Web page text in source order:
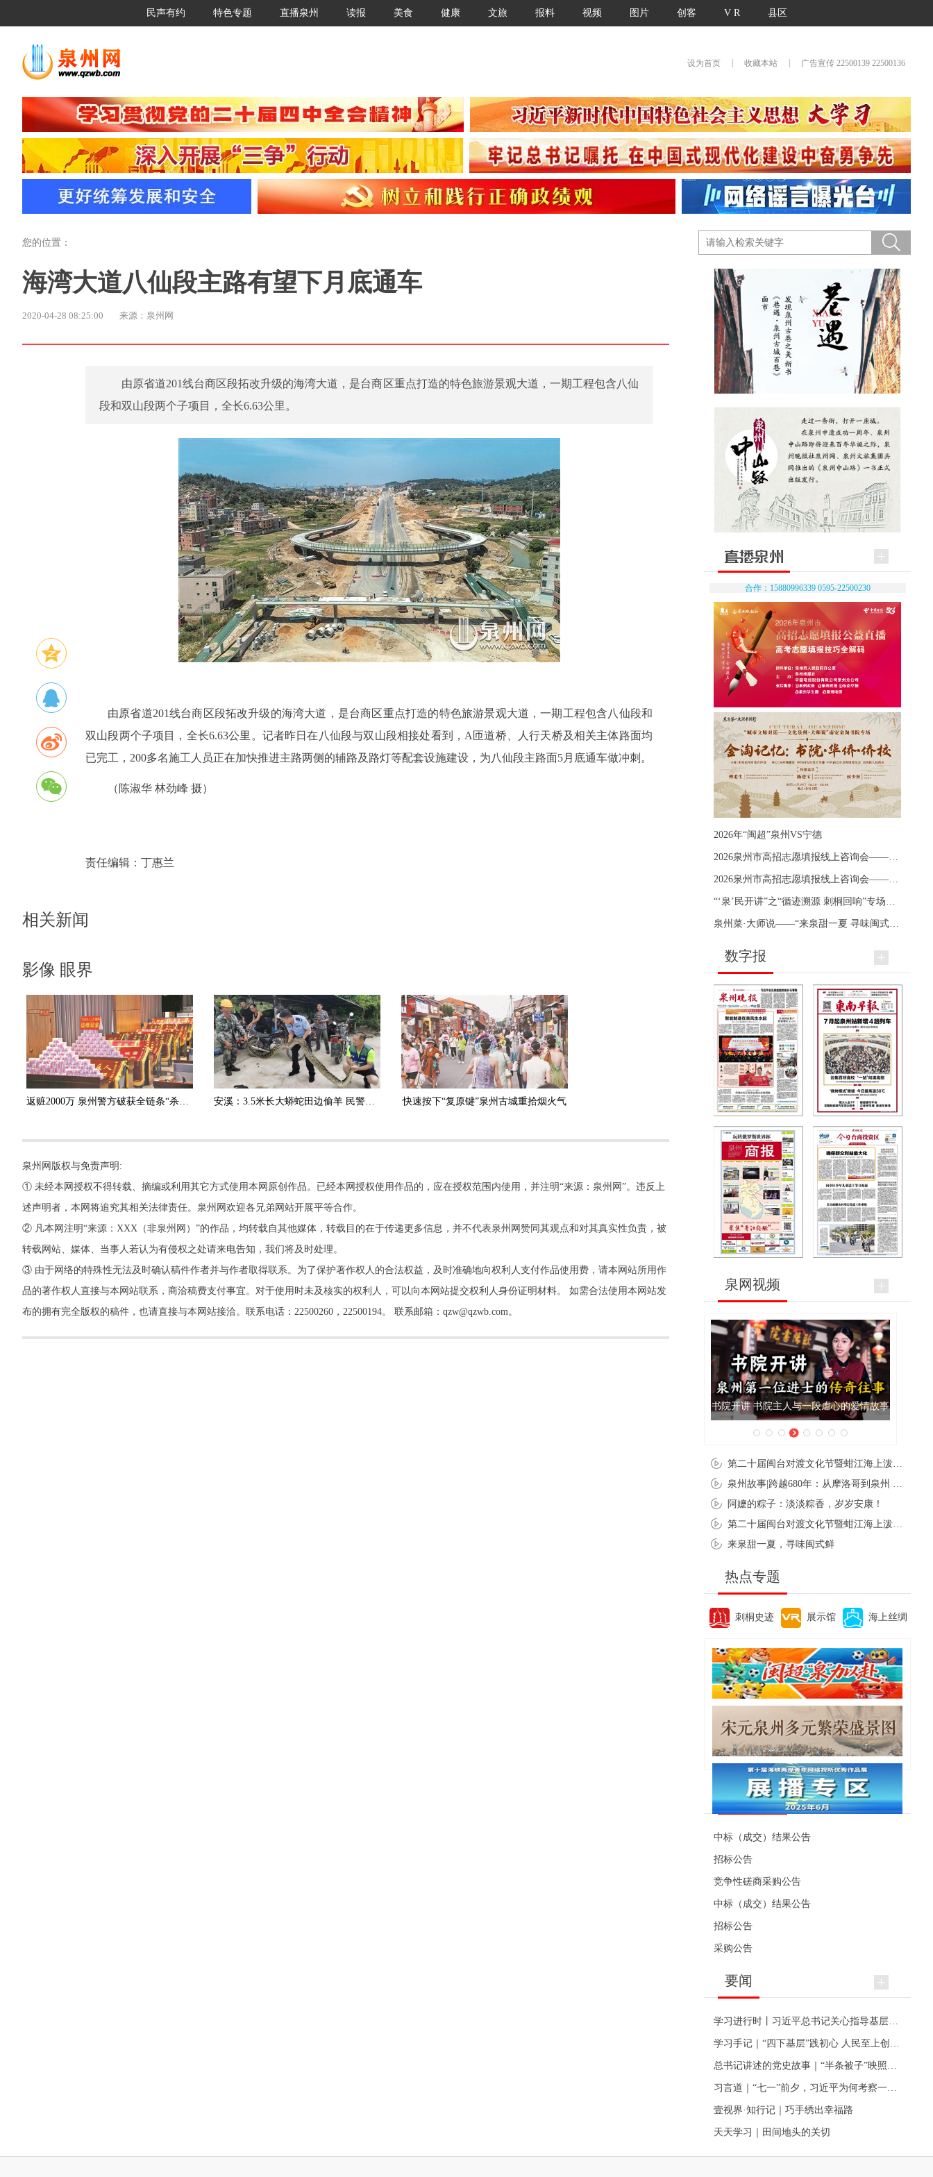
民声有约 特色专题 直播泉州 读报 美食 健康 文旅 报料 视频 图片 创客 V R 县区
设为首页 收藏本站 广告宣传 22500139 22500136
您的位置：
海湾大道八仙段主路有望下月底通车
2020-04-28 08:25:00 来源：泉州网
由原省道201线台商区段拓改升级的海湾大道，是台商区重点打造的特色旅游景观大道，一期工程包含八仙
段和双山段两个子项目，全长6.63公里。
由原省道201线台商区段拓改升级的海湾大道，是台商区重点打造的特色旅游景观大道，一期工程包含八仙段和
双山段两个子项目，全长6.63公里。记者昨日在八仙段与双山段相接处看到，A匝道桥、人行天桥及相关主体路面均
已完工，200多名施工人员正在加快推进主路两侧的辅路及路灯等配套设施建设，为八仙段主路面5月底通车做冲刺。
（陈淑华 林劲峰 摄）
责任编辑： 丁惠兰
相关新闻
影像 眼界
返赃2000万 泉州警方破获全链条“杀猪盘”诈骗团伙 安溪：3.5米长大蟒蛇田边偷羊 民警擒获放生 快速按下“复原键”泉州古城重拾烟火气
泉州网版权与免责声明:
① 未经本网授权不得转载、摘编或利用其它方式使用本网原创作品。已经本网授权使用作品的，应在授权范围内使用，并注明“来源：泉州网”。违反上
述声明者，本网将追究其相关法律责任。泉州网欢迎各兄弟网站开展平等合作。
② 凡本网注明“来源：XXX（非泉州网）”的作品，均转载自其他媒体，转载目的在于传递更多信息，并不代表泉州网赞同其观点和对其真实性负责，被
转载网站、媒体、当事人若认为有侵权之处请来电告知，我们将及时处理。
③ 由于网络的特殊性无法及时确认稿件作者并与作者取得联系。为了保护著作权人的合法权益，及时准确地向权利人支付作品使用费，请本网站所用作
品的著作权人直接与本网站联系，商洽稿费支付事宜。对于使用时未及核实的权利人，可以向本网站提交权利人身份证明材料。 如需合法使用本网站发
布的拥有完全版权的稿件，也请直接与本网站接洽。联系电话：22500260，22500194。 联系邮箱：qzw@qzwb.com。
合作：15880996339 0595-22500230
2026年“闽超”泉州VS宁德
数字报
泉网视频
泉州肉粽亮相央视《新闻联播》
阿嬷的粽子：淡淡粽香，岁岁安康！
来泉甜一夏，寻味闽式鲜
热点专题
刺桐史迹 展示馆 海上丝绸
便民资讯
中标（成交）结果公告
招标公告
竞争性磋商采购公告
中标（成交）结果公告
招标公告
采购公告
要闻
壹视界·知行记｜巧手绣出幸福路
天天学习｜田间地头的关切